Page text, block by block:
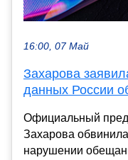
16:00, 07 Май
Захарова
данных России
Официальный
Захарова
нарушении